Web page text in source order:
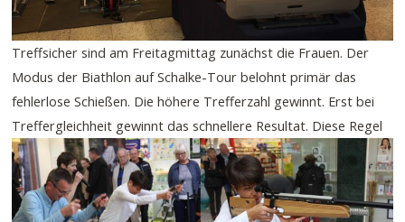
Treffsicher sind am Freitagmittag zunächst die Frauen. Der
Modus der Biathlon auf Schalke-Tour belohnt primär das
fehlerlose Schießen. Die höhere Trefferzahl gewinnt. Erst bei
Treffergleichheit gewinnt das schnellere Resultat. Diese Regel